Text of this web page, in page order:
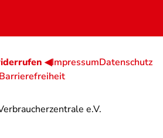
e.V.
◀ImpressumDatenschutz
Barrierefreiheit